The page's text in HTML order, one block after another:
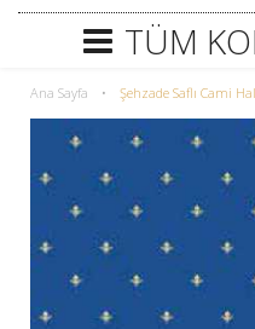
TÜM
Ana Sayfa • Şehzade Saflı Cami